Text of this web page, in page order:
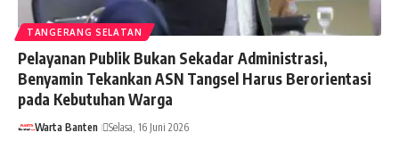
TANGERANG SELATAN
Pelayanan Publik Bukan Sekadar Administrasi,
Benyamin Tekankan ASN Tangsel Harus Berorientasi
pada Kebutuhan Warga
Warta Banten Selasa, 16 Juni 2026